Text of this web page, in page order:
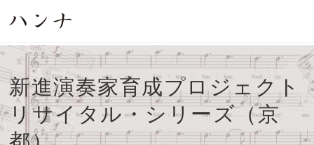
新進演奏家育成プロジェクト
リサイタル・シリーズ（京